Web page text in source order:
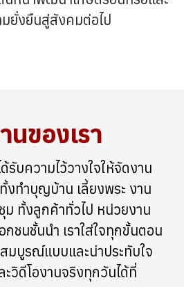
ยั่งยืนสู่สังคมต่อไป
นของเรา
ด้รับความไว้วางใจให้จัดงาน
งทำบุญบ้าน เลี้ยงพระ งาน
ม ทั้งลูกค้าทั่วไป หน่วยงาน
กชนชั้นนำ เราใส่ใจทุกขั้นตอน
มบูรณ์แบบและน่าประทับใจ
วิดีโองานจริงทุกวันได้ที่